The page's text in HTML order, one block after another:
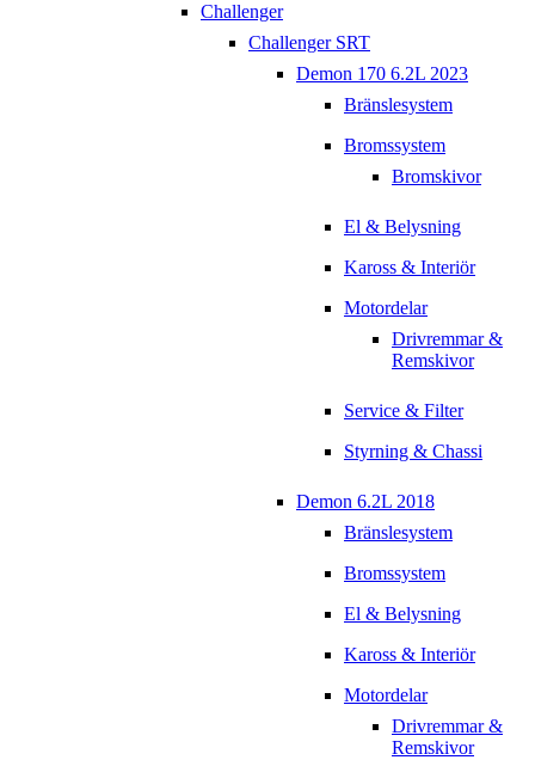
Challenger
Challenger SRT
Demon 170 6.2L 2023
Bränslesystem
Bromssystem
Bromskivor
El & Belysning
Kaross & Interiör
Motordelar
Drivremmar &
Remskivor
Service & Filter
Styrning & Chassi
Demon 6.2L 2018
Bränslesystem
Bromssystem
El & Belysning
Kaross & Interiör
Motordelar
Drivremmar &
Remskivor